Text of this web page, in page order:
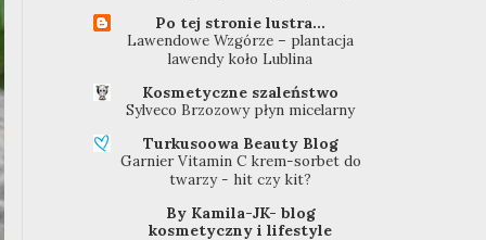
Po tej stronie lustra...
Lawendowe Wzgórze – plantacja
lawendy koło Lublina
Kosmetyczne szaleństwo
Sylveco Brzozowy płyn micelarny
Turkusoowa Beauty Blog
Garnier Vitamin C krem-sorbet do
twarzy - hit czy kit?
By Kamila-JK- blog
kosmetyczny i lifestyle